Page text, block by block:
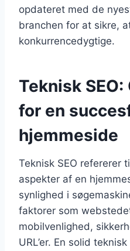
opdateret med de
branchen for at sikre,
konkurrencedygtige.
Teknisk
for en
hjemmeside
Teknisk SEO refererer
aspekter af en
synlighed i
faktorer som
mobilvenlighed,
URL’er. En solid